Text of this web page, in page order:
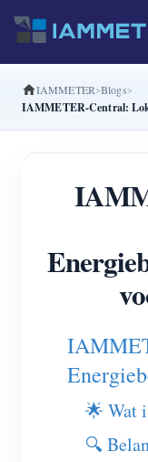
Self-
EV-lader
IAMMETER Blogs
IAMMETER-Central:
🌟 Wat
🔍